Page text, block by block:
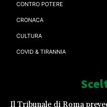
CONTRO POTERE
CRONACA
CULTURA
COVID & TIRANNIA
Il Tribunale di Roma